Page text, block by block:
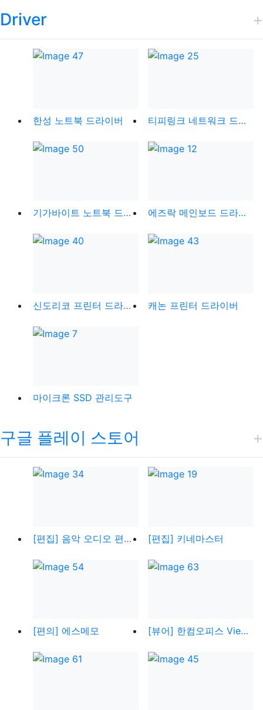
Driver
한성 노트북 드라이버 티피링크 네트워크 드라이버
기가바이트 노트북 드라이버 에즈락 메인보드 드라이버
신도리코 프린터 드라이버 캐논 프린터 드라이버
마이크론 SSD 관리도구
구글 플레이 스토어
[편집] 음악 오디오 편집기 [편집] 키네마스터
[편의] 에스메모 [뷰어] 한컴오피스 Viewer